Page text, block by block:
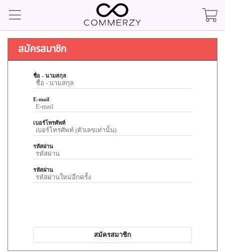
สมัครสมาชิก
ชื่อ - นามสกุล
E-mail
เบอร์โทรศัพท์
รหัสผ่าน
รหัสผ่าน
สมัครสมาชิก